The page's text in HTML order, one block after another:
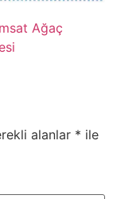
Ağaç
alanlar * ile